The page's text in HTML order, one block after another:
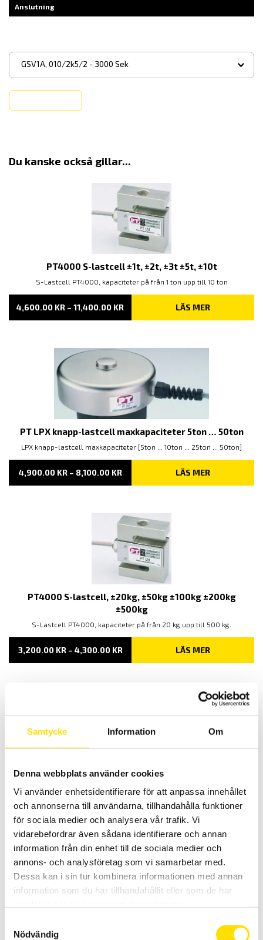
Samtycke Information Om
Denna webbplats använder cookies
Vi använder enhetsidentifierare för att anpassa innehållet
och annonserna till användarna, tillhandahålla funktioner
för sociala medier och analysera vår trafik. Vi
vidarebefordrar även sådana identifierare och annan
information från din enhet till de sociala medier och
annons- och analysföretag som vi samarbetar med.
Dessa kan i sin tur kombinera informationen med annan
information som du har tillhandahållit eller som de har
Nödvändig
Anslutning
GSV1A, 010/2k5/2 - 3000 Sek
▾
Du kanske också gillar...
PT4000 S-lastcell ±1t, ±2t, ±3t ±5t, ±10t
S-Lastcell PT4000, kapaciteter på från 1 ton upp till 10 ton
4,600.00 KR – 11,400.00 KRPRISINTERVALL:
TILL
LÄS MER
PT LPX knapp-lastcell maxkapaciteter 5ton … 50ton
LPX knapp-lastcell maxkapaciteter [5ton ... 10ton ... 25ton ... 50ton]
4,900.00 KR – 8,100.00 KRPRISINTERVALL:
TILL
LÄS MER
PT4000 S-lastcell, ±20kg, ±50kg ±100kg ±200kg
±500kg
S-Lastcell PT4000, kapaciteter på från 20 kg upp till 500 kg.
3,200.00 KR – 4,300.00 KRPRISINTERVALL:
TILL
LÄS MER
LSB200 miniatyr S-lastcell (Utgående modell)
S-formad miniatyr lastcell från Futek
5,700.00 9,980.00
PRISINTERVALL:
5,700.00 KR
TILL
9,980.00 KR
LÄS MER
Relaterade produkter